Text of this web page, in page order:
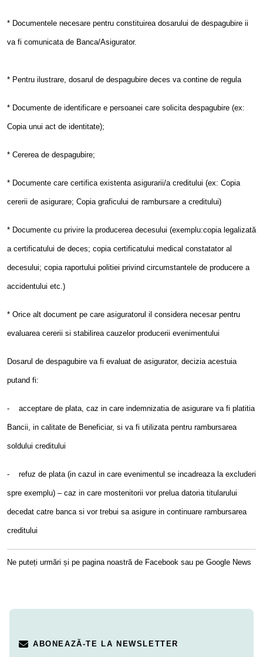
* Documentele necesare pentru constituirea dosarului de despagubire ii
va fi comunicata de Banca/Asigurator.
* Pentru ilustrare, dosarul de despagubire deces va contine de regula
* Documente de identificare e persoanei care solicita despagubire (ex:
Copia unui act de identitate);
* Cererea de despagubire;
* Documente care certifica existenta asigurarii/a creditului (ex: Copia
cererii de asigurare; Copia graficului de rambursare a creditului)
* Documente cu privire la producerea decesului (exemplu:copia legalizată
a certificatului de deces; copia certificatului medical constatator al
decesului; copia raportului politiei privind circumstantele de producere a
accidentului etc.)
* Orice alt document pe care asiguratorul il considera necesar pentru
evaluarea cererii si stabilirea cauzelor producerii evenimentului
Dosarul de despagubire va fi evaluat de asigurator, decizia acestuia
putand fi:
- acceptare de plata, caz in care indemnizatia de asigurare va fi platitia
Bancii, in calitate de Beneficiar, si va fi utilizata pentru rambursarea
soldului creditului
- refuz de plata (in cazul in care evenimentul se incadreaza la excluderi
spre exemplu) – caz in care mostenitorii vor prelua datoria titularului
decedat catre banca si vor trebui sa asigure in continuare rambursarea
creditului
Ne puteți urmări și pe pagina noastră de Facebook sau pe Google News
ABONEAZĂ-TE LA NEWSLETTER